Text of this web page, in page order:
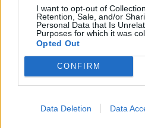
I want to opt-out of
Retention, Sale, and/or
Personal Data that Is
Purposes for which it was
Opted Out
CONFIRM
Data Deletion Data
Cinque idee per la
Lorenzo, tra stelle
desideri da